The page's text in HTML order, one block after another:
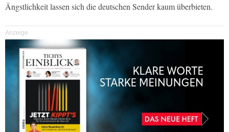
Ängstlichkeit lassen sich die deutschen Sender kaum überbieten.
Anzeige